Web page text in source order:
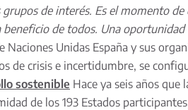
de interés. Es el momento
de todos. Una
Naciones Unidas España y sus
de crisis e incertidumbre, se
sostenible Hace ya seis años que
de los 193 Estados